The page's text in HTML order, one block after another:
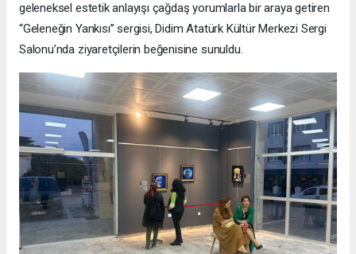
geleneksel estetik anlayışı çağdaş yorumlarla bir araya getiren
“Geleneğin Yankısı” sergisi, Didim Atatürk Kültür Merkezi Sergi
Salonu’nda ziyaretçilerin beğenisine sunuldu.